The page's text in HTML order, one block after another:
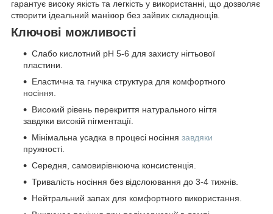
гарантує високу якість та легкість у використанні, що дозволяє
створити ідеальний манікюр без зайвих складнощів.
Ключові можливості
Слабо кислотний pH 5-6 для захисту нігтьової
пластини.
Еластична та гнучка структура для комфортного
носіння.
Високий рівень перекриття натурального нігтя
завдяки високій пігментації.
Мінімальна усадка в процесі носіння завдяки
пружності.
Середня, самовирівнююча консистенція.
Тривалість носіння без відслоювання до 3-4 тижнів.
Нейтральний запах для комфортного використання.